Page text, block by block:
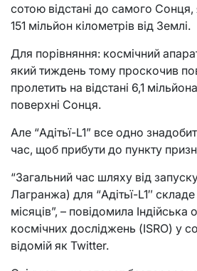
сотою відстані до самого
151 мільйон кілометрів від Землі.
Для порівняння: космічний
який тиждень тому проскочив
пролетить на відстані 6,1
поверхні Сонця.
Але “Адітьї-L1” все одно
час, щоб прибути до пункту
“Загальний час шляху від
Лагранжа) для “Адітьї-L1″
місяців”, – повідомила Індійська
космічних досліджень (ISRO) у
відомій як Twitter.